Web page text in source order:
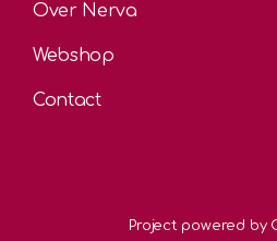
Over Nerva
Webshop
Contact
Project powered by